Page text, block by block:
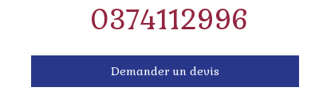
0374112996
Demander un devis